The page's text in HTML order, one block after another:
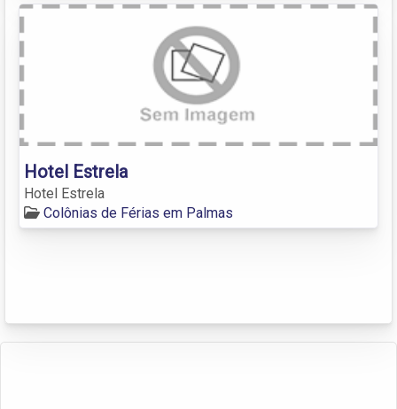
Hotel Estrela
Hotel Estrela
Colônias de Férias em Palmas